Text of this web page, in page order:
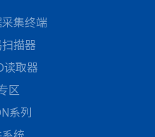
集终端
描器
读取器
区
系列